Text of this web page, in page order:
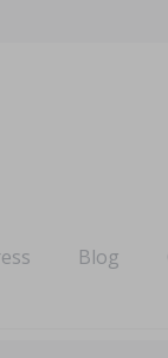
Blog